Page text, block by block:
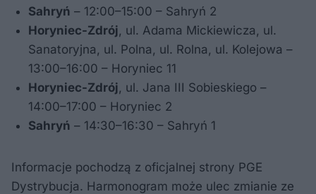
Sahryń – 12:00–15:00 – Sahryń 2
Horyniec-Zdrój , ul. Adama Mickiewicza, ul.
Sanatoryjna, ul. Polna, ul. Rolna, ul. Kolejowa –
13:00–16:00 – Horyniec 11
Horyniec-Zdrój , ul. Jana III Sobieskiego –
14:00–17:00 – Horyniec 2
Sahryń – 14:30–16:30 – Sahryń 1
Informacje pochodzą z oficjalnej strony PGE
Dystrybucja. Harmonogram może ulec zmianie ze